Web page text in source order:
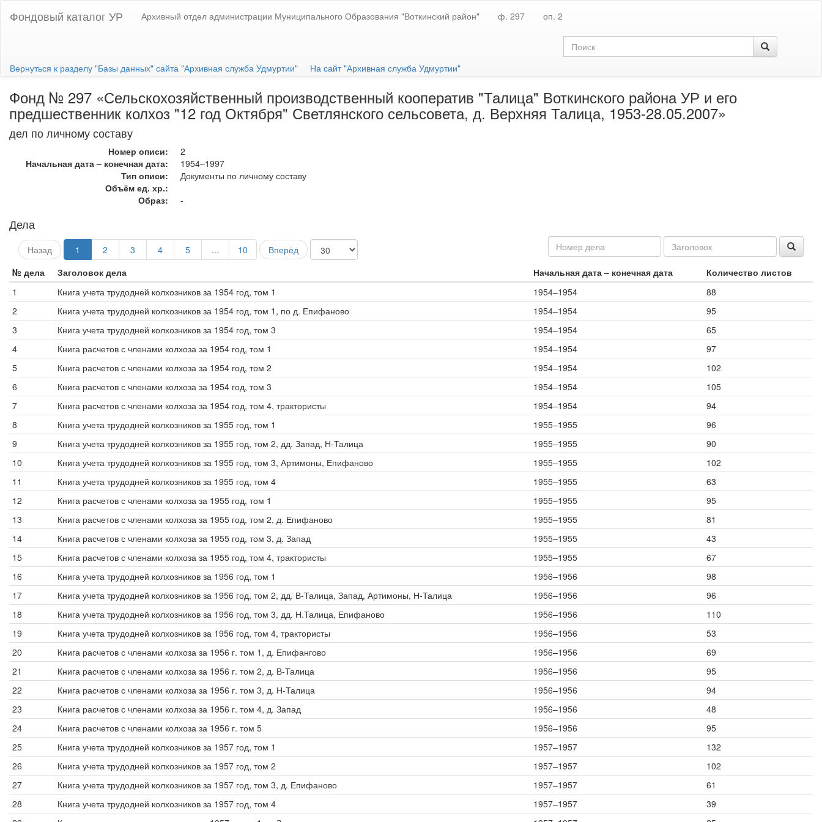
Фондовый каталог УР Архивный отдел администрации Муниципального Образования "Воткинский район" ф. 297 оп. 2
Вернуться к разделу "Базы данных" сайта "Архивная служба Удмуртии" На сайт "Архивная служба Удмуртии"
Фонд № 297 «Сельскохозяйственный производственный кооператив "Талица" Воткинского района УР и его
предшественник колхоз "12 год Октября" Светлянского сельсовета, д. Верхняя Талица, 1953-28.05.2007»
дел по личному составу
Номер описи:
2
Начальная дата – конечная дата:
1954–1997
Тип описи:
Документы по личному составу
Объём ед. хр.:
Образ:
-
Дела
Назад 1 2 3 4 5 ... 10
Вперёд
№ дела
Заголовок дела Начальная дата – конечная дата
Количество листов
1
Книга учета трудодней колхозников за 1954 год, том 1 1954–1954
88
2
Книга учета трудодней колхозников за 1954 год, том 1, по д. Епифаново 1954–1954
95
3
Книга учета трудодней колхозников за 1954 год, том 3 1954–1954
65
4
Книга расчетов с членами колхоза за 1954 год, том 1 1954–1954
97
5
Книга расчетов с членами колхоза за 1954 год, том 2 1954–1954
102
6
Книга расчетов с членами колхоза за 1954 год, том 3 1954–1954
105
7
Книга расчетов с членами колхоза за 1954 год, том 4, трактористы 1954–1954
94
8
Книга учета трудодней колхозников за 1955 год, том 1 1955–1955
96
9
Книга учета трудодней колхозников за 1955 год, том 2, дд. Запад, Н-Талица 1955–1955
90
10
Книга учета трудодней колхозников за 1955 год, том 3, Артимоны, Епифаново 1955–1955
102
11
Книга учета трудодней колхозников за 1955 год, том 4 1955–1955
63
12
Книга расчетов с членами колхоза за 1955 год, том 1 1955–1955
95
13
Книга расчетов с членами колхоза за 1955 год, том 2, д. Епифаново 1955–1955
81
14
Книга расчетов с членами колхоза за 1955 год, том 3, д. Запад 1955–1955
43
15
Книга расчетов с членами колхоза за 1955 год, том 4, трактористы 1955–1955
67
16
Книга учета трудодней колхозников за 1956 год, том 1 1956–1956
98
17
Книга учета трудодней колхозников за 1956 год, том 2, дд. В-Талица, Запад, Артимоны, Н-Талица 1956–1956
96
18
Книга учета трудодней колхозников за 1956 год, том 3, дд. Н.Талица, Епифаново 1956–1956
110
19
Книга учета трудодней колхозников за 1956 год, том 4, трактористы 1956–1956
53
20
Книга расчетов с членами колхоза за 1956 г. том 1, д. Епифангово 1956–1956
69
21
Книга расчетов с членами колхоза за 1956 г. том 2, д. В-Талица 1956–1956
95
22
Книга расчетов с членами колхоза за 1956 г. том 3, д. Н-Талица 1956–1956
94
23
Книга расчетов с членами колхоза за 1956 г. том 4, д. Запад 1956–1956
48
24
Книга расчетов с членами колхоза за 1956 г. том 5 1956–1956
95
25
Книга учета трудодней колхозников за 1957 год, том 1 1957–1957
132
26
Книга учета трудодней колхозников за 1957 год, том 2 1957–1957
102
27
Книга учета трудодней колхозников за 1957 год, том 3, д. Епифаново 1957–1957
61
28
Книга учета трудодней колхозников за 1957 год, том 4 1957–1957
39